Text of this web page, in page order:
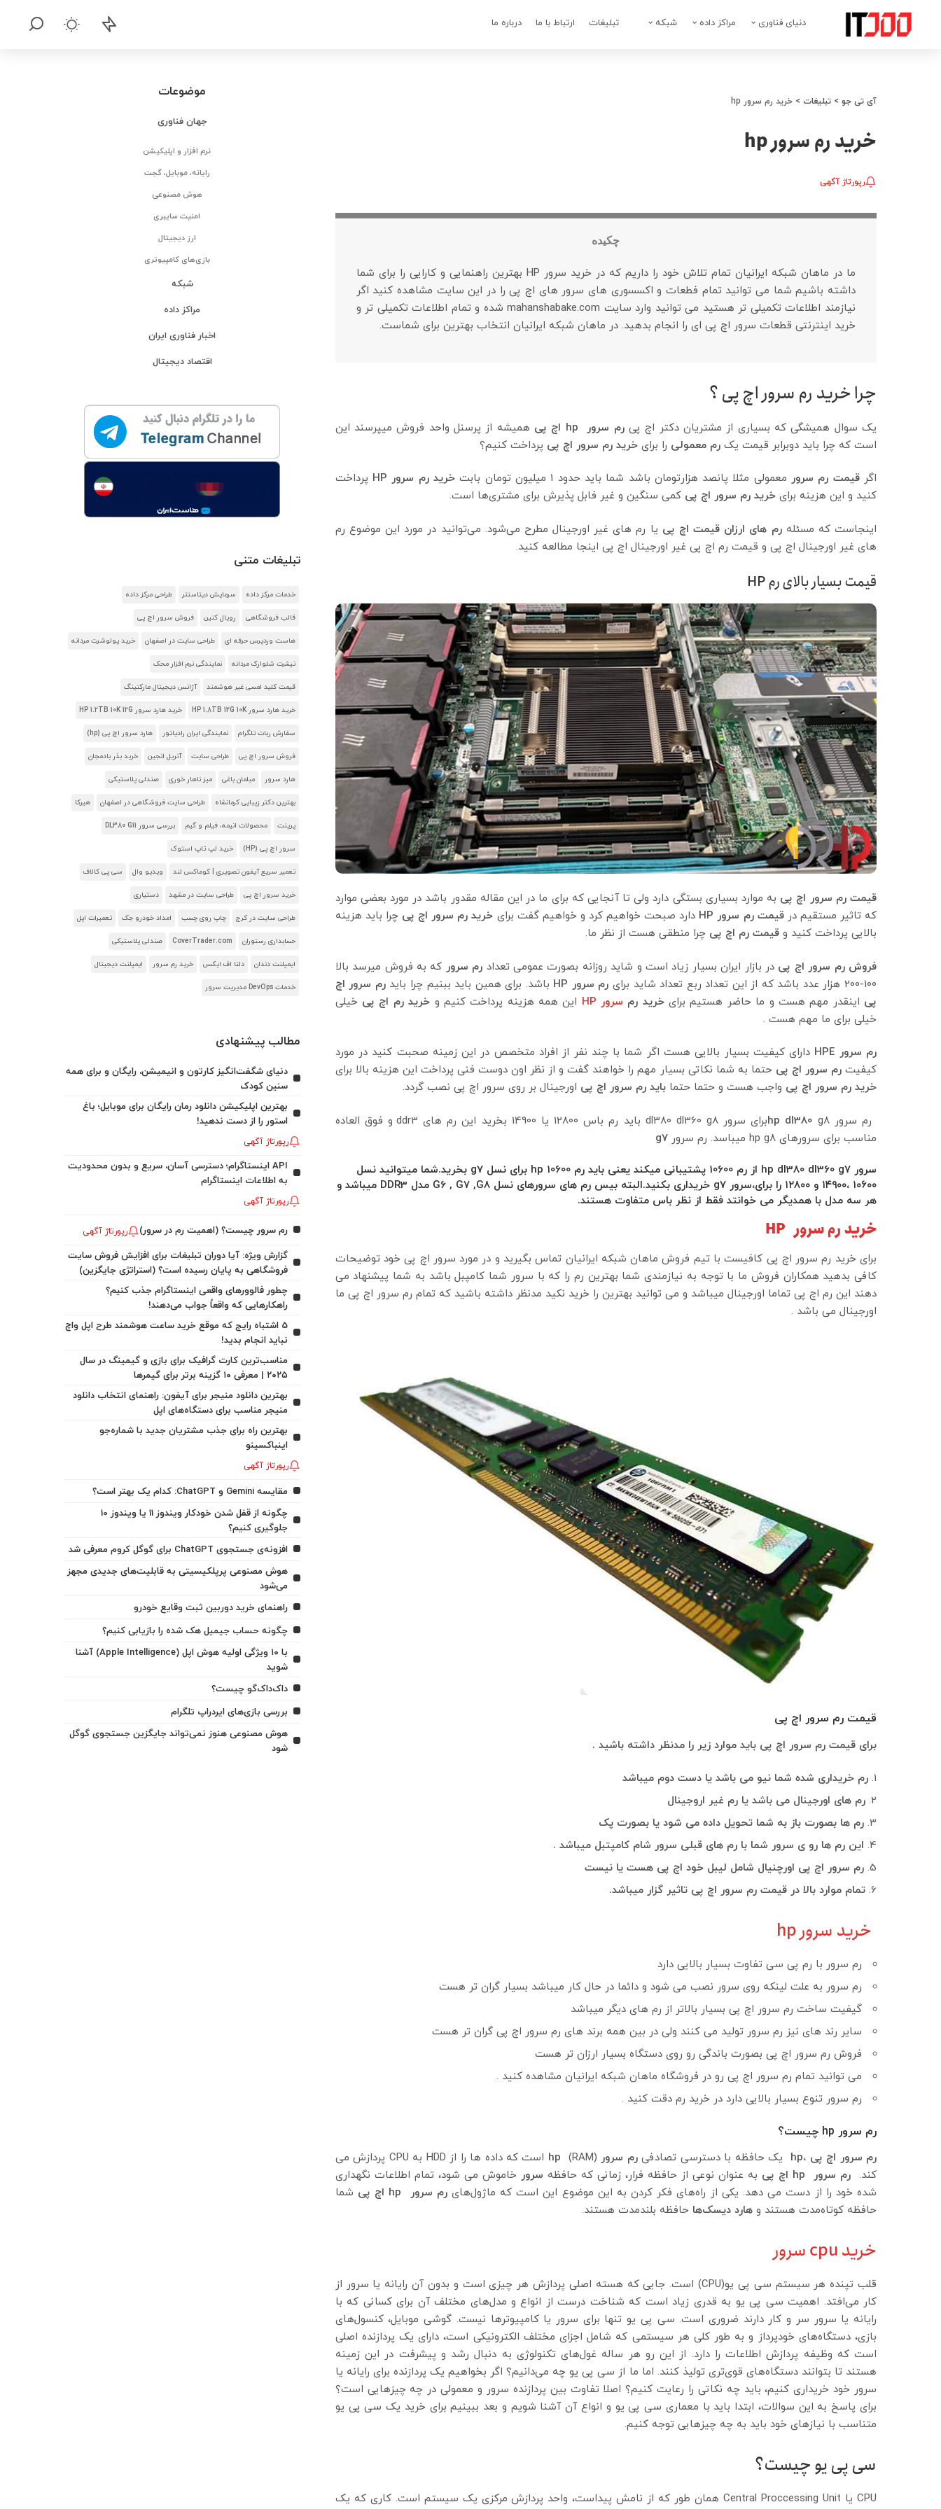
دنیای فناوری مراکز داده شبکه تبلیغات ارتباط با ما درباره ما
آی تی جو > تبلیغات > خرید رم سرور hp
خرید رم سرور hp
رپورتاژ آگهی
چکیده
ما در ماهان شبکه ایرانیان تمام تلاش خود را داریم که در خرید سرور HP بهترین راهنمایی و کارایی را برای شما
داشته باشیم شما می توانید تمام فطعات و اکسسوری های سرور های اچ پی را در این سایت مشاهده کنید اگر
نیازمند اطلاعات تکمیلی تر هستید می توانید وارد سایت mahanshabake.com شده و تمام اطلاعات تکمیلی تر و
خرید اینترنتی قطعات سرور اچ پی ای را انجام بدهید. در ماهان شبکه ایرانیان انتخاب بهترین برای شماست.
چرا خرید رم سرور اچ پی ؟
یک سوال همیشگی که بسیاری از مشتریان دکتر اچ پیرم سرور hp اچ پی
همیشه از پرسنل واحد فروش میپرسند این
است که چرا باید دوبرابر قیمت یک رم معمولی را برای خرید رم سرور اچ پی پرداخت کنیم؟
اگرقیمت رم سرور معمولی مثلا پانصد هزارتومان باشد شما باید حدود 1 میلیون تومان بابت خرید رم سرور HP پرداخت
کنید و این هزینه برای خرید رم سرور اچ پی کمی سنگین و غیر فابل پذیرش برای مشتری‌ها است.
اینجاست که مسئلهرم های ارزان قیمت اچ پی یا رم های غیر اورجینال مطرح می‌شود. می‌توانید در مورد این موضوع رم
های غیر اورجینال اچ پی و قیمت رم اچ پی غیر اورجینال اچ پی اینجا مطالعه کنید.
قیمت بسیار بالای رم HP
قیمت رم سرور اچ پی به موارد بسیاری بستگی دارد ولی تا آنجایی که برای ما در این مقاله مقدور باشد در مورد بعضی موارد
که تاثیر مستقیم درقیمت رم سرور HP دارد صبحت خواهیم کرد و خواهیم گفت برای خرید رم سرور اچ پی چرا باید هزینه
بالایی پرداخت کنید و قیمت رم اچ پی چرا منطقی هست از نظر ما.
فروش رم سرور اچ پی در بازار ایران بسیار زیاد است و شاید روزانه بصورت عمومی تعداد رم سرور که به فروش میرسد بالا
100-200 هزار عدد باشد که از این تعداد ربع تعداد شاید برای
رم سرور HP باشد. برای همین باید ببنیم چرا بایدرم سرور اچ
پی اینقدر مهم هست و ما حاضر هستیم برایخرید رم سرور HP این همه هزینه پرداخت کنیم و خرید رم اچ پی خیلی
خیلی برای ما مهم هست .
رم سرور HPE دارای کیفیت بسیار بالایی هست اگر شما با چند نفر از افراد متخصص در این زمینه صحبت کنید در مورد
کیفیترم سرور اچ پی حتما به شما نکاتی بسیار مهم را خواهند گفت و از نظر اون دوست فنی پرداخت این هزینه بالا برای
خرید رم سرور اچ پی واجب هست و حتما حتما باید رم سرور اچ پی اورجینال بر روی سرور اچ پی نصب گردد.
رم سرور hp dl380
g8برای سرور dl380 dl360 g8 باید رم باس 12800 یا 14900 بخرید این رم های ddr3 و فوق العاده
مناسب برای سرورهای hp g8 میباسد. رم سرور
g7
سرور hp dl380 dl360 g7 از رم 10600 پشتیبانی میکند یعنی باید رم hp 10600 برای نسل g7 بخرید.شما میتوانید نسل
۱۰۶۰۰ ،۱۴۹۰۰ و ۱۲۸۰۰ را برای،سرور g7 خریداری بکنید.البته بیس رم های سرورهای نسل G6 , G7 ,G8 مدل DDR3 میباشد و
هر سه مدل با همدیگر می خوانتد فقط از نظر باس متفاوت هستند.
خرید رم سرور HP
برای خرید رم سرور اچ پی کافیست با تیم فروش ماهان شبکه ایرانیان تماس بگیرید و در مورد سرور اچ پی خود توضیحات
کافی بدهید همکاران فروش ما با توجه به نیازمندی شما بهترین رم را که با سرور شما کامپبل باشد به شما پیشنهاد می
دهند این رم اچ پی تماما اورجینال میباشد و می توانید بهترین را خرید نکید مدنظر داشته باشید که تمام رم سرور اچ پی ما
اورجینال می باشد .
قیمت رم سرور اچ پی
برای قیمت رم سرور اچ پی باید موارد زیر را مدنظر داشته باشید .
رم خریداری شده شما نیو می باشد یا دست دوم میباشد
رم های اورجینال می باشد یا رم غیر اروجینال
رم ها بصورت باز به شما تحویل داده می شود یا بصورت پک
این رم ها رو ی سرور شما با رم های قبلی سرور شام کامپتبل میباشد .
رم سرور اچ پی اورچنیال شامل لیبل خود اچ پی هست یا نیست
تمام موارد بالا در قیمت رم سرور اچ پی تاثیر گزار میباشد.
خرید سرور hp
رم سرور با رم پی سی تفاوت بسیار بالایی دارد
رم سرور به علت لینکه روی سرور نصب می شود و دائما در حال کار میباشد بسیار گران تر هست
گیفیت ساخت رم سرور اچ پی بسیار بالاتر از رم های دیگر میباشد
سایر رند های نیز رم سرور تولید می کنند ولی در بین همه برند های رم سرور اچ پی گران تر هست
فروش رم سرور اچ پی بصورت باندگی رو روی دستگاه بسیار ارزان تر هست
می توانید تمام رم سرور اچ پی رو در فروشگاه ماهان شبکه ایرانیان مشاهده کنید .
رم سرور تنوع بسیار بالایی دارد در خرید رم دقت کنید .
رم سرور hp چیست؟
رم سرور اچ پی ،hp یک حافظه با دسترسی تصادفیرم سرور hp
(RAM) است که داده ها را از HDD به CPU پردازش می
کند. رم سرور hp اچ پی به عنوان نوعی از حافظه فرار، زمانی که حافظه سرور خاموش می شود، تمام اطلاعات نگهداری
شده خود را از دست می دهد. یکی از راه‌های فکر کردن به این موضوع این است که ماژول‌هایرم سرور hp اچ پی
شما
حافظه کوتاه‌مدت هستند و هارد دیسک‌ها حافظه بلندمدت هستند.
خرید cpu سرور
قلب تپنده هر سیستم سی پی یو(CPU) است. جایی که هسته اصلی پردازش هر چیزی است و بدون آن رایانه یا سرور از
کار می‌افتد. اهمیت سی پی یو به قدری زیاد است که شناخت درست از انواع و مدل‌های مختلف آن برای کسانی که با
رایانه یا سرور سر و کار دارند ضروری است. سی پی یو تنها برای سرور یا کامپیوترها نیست. گوشی موبایل، کنسول‌های
بازی، دستگاه‌های خودپرداز و به طور کلی هر سیستمی که شامل اجزای مختلف الکترونیکی است، دارای یک پردازنده اصلی
است که وظیفه پردازش اطلاعات را دارد. از این رو هر ساله غول‌های تکنولوژی به دنبال رشد و پیشرفت در این زمینه
هستند تا بتوانند دستگاه‌های قوی‌تری تولیذ کنند. اما ما از سی پی یو چه می‌دانیم؟ اگر بخواهیم یک پردازنده برای رایانه یا
سرور خود خریداری کنیم، باید چه نکاتی را رعایت کنیم؟ اصلا تفاوت بین پردازنده سرور و معمولی در چه چیزهایی است؟
برای پاسخ به این سوالات، ابتدا باید با معماری سی پی یو و انواع آن آشنا شویم و بعد ببینیم برای خرید یک سی پی یو
متناسب با نیازهای خود باید به چه چیزهایی توجه کنیم.
سی پی یو چیست؟
CPU یا Central Proccessing Unit همان طور که از نامش پیداست، واحد پردازش مرکزی یک سیستم است. کاری که یک
موضوعات
جهان فناوری
نرم افزار و اپلیکیشن
رایانه، موبایل، گجت
هوش مصنوعی
امنیت سایبری
ارز دیجیتال
بازی‌های کامپیوتری
شبکه
مراکز داده
اخبار فناوری ایران
اقتصاد دیجیتال
تبلیغات متنی
خدمات مرکز داده سرمایش دیتاسنتر طراحی مرکز داده
قالب فروشگاهی رویال کنین فروش سرور اچ پی
هاست وردپرس حرفه ای طراحی سایت در اصفهان خرید پولوشرت مردانه
تیشرت شلوارک مردانه نمایندگی نرم افزار محک
قیمت کلید لمسی غیر هوشمند آژانس دیجیتال مارکتینگ
خرید هارد سرور HP 1.8TB 12G 10K خرید هارد سرور HP 1.2TB 10K 12G
سفارش ربات تلگرام نمایندگی ایران رادیاتور هارد سرور اچ پی (hp)
فروش سرور اچ پی طراحی سایت آنریل انجین خرید بذر بادمجان
هارد سرور مبلمان باغی میز ناهار خوری صندلی پلاستیکی
بهترین دکتر زیبایی کرمانشاه طراحی سایت فروشگاهی در اصفهان هیرکا
پرینت محصولات انیمه، فیلم و گیم بررسی سرور DL380 G11
سرور اچ پی (HP) خرید لپ تاپ استوک
تعمیر سریع آیفون تصویری | کوماکس لند ویدیو وال سی پی کالاف
خرید سرور اچ پی طراحی سایت در مشهد دستیاری
طراحی سایت در کرج چاپ روی چسب امداد خودرو جک تعمیرات اپل
حسابداری رستوران CoverTrader.com صندلی پلاستیکی
ایمپلنت دندان دلتا اف ایکس خرید رم سرور ایمپلنت دیجیتال
خدمات DevOps مدیریت سرور
مطالب پیشنهادی
دنیای شگفت‌انگیز کارتون و انیمیشن، رایگان و برای همه
سنین کودک
بهترین اپلیکیشن دانلود رمان رایگان برای موبایل؛ باغ
استور را از دست ندهید!
رپورتاژ آگهی
API اینستاگرام؛ دسترسی آسان، سریع و بدون محدودیت
به اطلاعات اینستاگرام
رپورتاژ آگهی
رم سرور چیست؟ (اهمیت رم در سرور) رپورتاژ آگهی
گزارش ویژه: آیا دوران تبلیغات برای افزایش فروش سایت
فروشگاهی به پایان رسیده است؟ (استراتژی جایگزین)
چطور فالوورهای واقعی اینستاگرام جذب کنیم؟
راهکارهایی که واقعاً جواب می‌دهند!
5 اشتباه رایج که موقع خرید ساعت هوشمند طرح اپل واچ
نباید انجام بدید!
مناسب‌ترین کارت گرافیک برای بازی و گیمینگ در سال
۲۰۲۵ | معرفی ۱۰ گزینه برتر برای گیمرها
بهترین دانلود منیجر برای آیفون: راهنمای انتخاب دانلود
منیجر مناسب برای دستگاه‌های اپل
بهترین راه برای جذب مشتریان جدید با شماره‌جو
اینباکسینو
رپورتاژ آگهی
مقایسه Gemini و ChatGPT: کدام یک بهتر است؟
چگونه از قفل شدن خودکار ویندوز 11 یا ویندوز 10
جلوگیری کنیم؟
افزونه‌ی جستجوی ChatGPT برای گوگل کروم معرفی شد
هوش مصنوعی پرپلکیسیتی به قابلیت‌های جدیدی مجهز
می‌شود
راهنمای خرید دوربین ثبت وقایع خودرو
چگونه حساب جیمیل هک شده را بازیابی کنیم؟
با ۱۰ ویژگی اولیه هوش اپل (Apple Intelligence) آشنا
شوید
داک‌داک‌گو چیست؟
بررسی بازی‌های ایردراپ تلگرام
هوش مصنوعی هنوز نمی‌تواند جایگزین جستجوی گوگل
شود